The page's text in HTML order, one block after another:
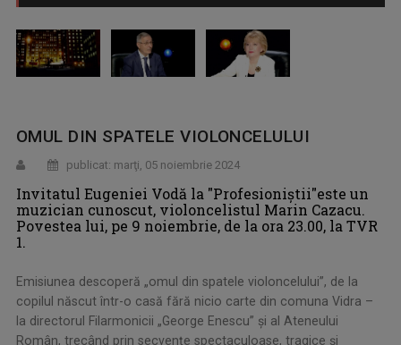
OMUL DIN SPATELE VIOLONCELULUI
publicat: marţi, 05 noiembrie 2024
Invitatul Eugeniei Vodă la "Profesioniştii"este un
muzician cunoscut, violoncelistul Marin Cazacu.
Povestea lui, pe 9 noiembrie, de la ora 23.00, la TVR
1.
Emisiunea descoperă „omul din spatele violoncelului”, de la
copilul născut într-o casă fără nicio carte din comuna Vidra –
la directorul Filarmonicii „George Enescu” şi al Ateneului
Român, trecând prin secvenţe spectaculoase, tragice şi